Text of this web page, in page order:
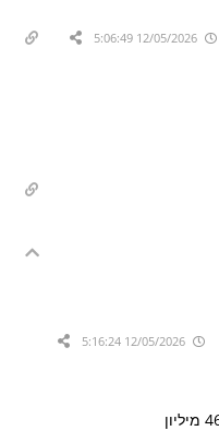
12/05/2026 5:06:49
12/05/2026 5:16:24